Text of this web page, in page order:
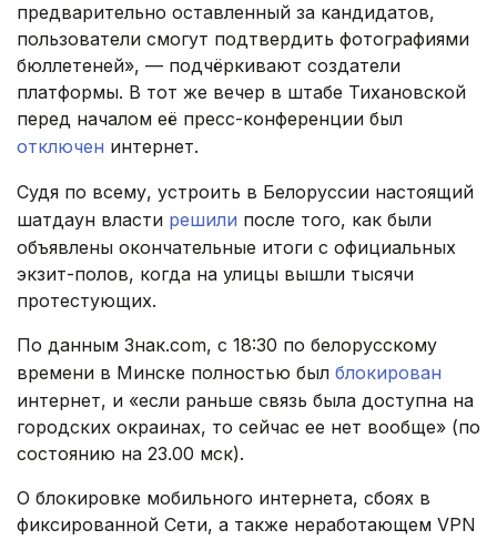
предварительно оставленный за кандидатов,
пользователи смогут подтвердить фотографиями
бюллетеней», — подчёркивают создатели
платформы. В тот же вечер в штабе Тихановской
перед началом её пресс-конференции был
отключен интернет.
Судя по всему, устроить в Белоруссии настоящий
шатдаун власти решили после того, как были
объявлены окончательные итоги с официальных
экзит-полов, когда на улицы вышли тысячи
протестующих.
По данным Знак.com, с 18:30 по белорусскому
времени в Минске полностью был блокирован
интернет, и «если раньше связь была доступна на
городских окраинах, то сейчас ее нет вообще» (по
состоянию на 23.00 мск).
О блокировке мобильного интернета, сбоях в
фиксированной Сети, а также неработающем VPN